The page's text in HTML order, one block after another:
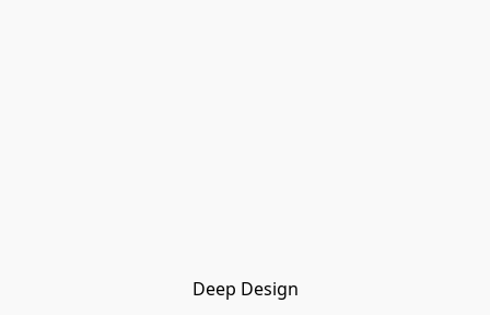
Deep Design